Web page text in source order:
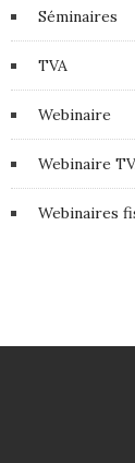
Séminaires
TVA
Webinaire
Webinaire
Webinaires